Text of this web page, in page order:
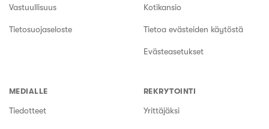
Vastuullisuus
Tietosuojaseloste
Kotikansio
Tietoa evästeiden käytöstä
Evästeasetukset
MEDIALLE
Tiedotteet
REKRYTOINTI
Yrittäjäksi